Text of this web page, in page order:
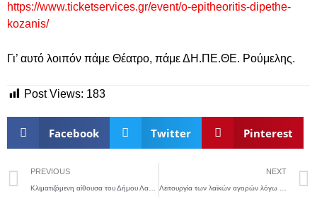
https://www.ticketservices.gr/event/o-epitheoritis-dipethe-
kozanis/
Γι’ αυτό λοιπόν πάμε Θέατρο, πάμε ΔΗ.ΠΕ.ΘΕ. Ρούμελης.
Post Views: 183
Facebook Twitter Pinterest
PREVIOUS NEXT